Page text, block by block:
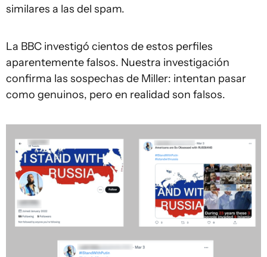
similares a las del spam.
La BBC investigó cientos de estos perfiles
aparentemente falsos. Nuestra investigación
confirma las sospechas de Miller: intentan pasar
como genuinos, pero en realidad son falsos.